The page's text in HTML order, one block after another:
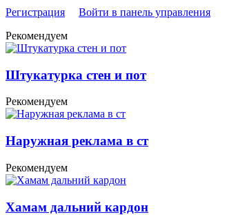
Регистрация
Войти в панель управления
Рекомендуем
Штукатурка стен и пот
Рекомендуем
Наружная реклама в ст
Рекомендуем
Хамам дальний кардон